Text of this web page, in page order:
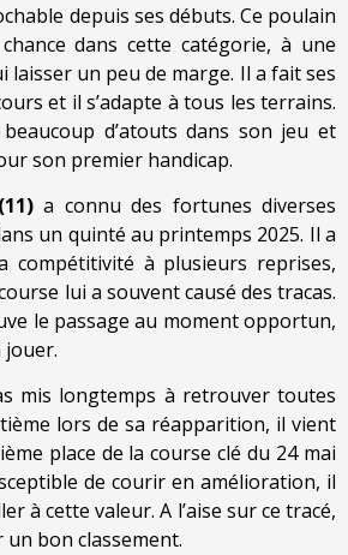
depuis ses débuts. Ce poulain
dans cette catégorie, à une
laisser un peu de marge. Il a fait ses
et il s’adapte à tous les terrains.
d’atouts dans son jeu et
son premier handicap.
a connu des fortunes diverses
un quinté au printemps 2025. Il a
compétitivité à plusieurs reprises,
lui a souvent causé des tracas.
le passage au moment opportun,
jouer.
mis longtemps à retrouver toutes
lors de sa réapparition, il vient
place de la course clé du 24 mai
de courir en amélioration, il
à cette valeur. A l’aise sur ce tracé,
bon classement.